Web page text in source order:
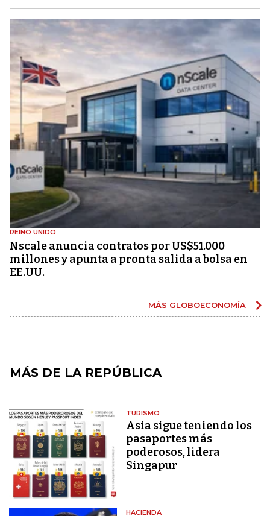
REINO UNIDO
Nscale anuncia contratos por US$51.000
millones y apunta a pronta salida a bolsa en
EE.UU.
MÁS GLOBOECONOMÍA
MÁS DE LA REPÚBLICA
TURISMO
Asia sigue teniendo los
pasaportes más
poderosos, lidera
Singapur
HACIENDA